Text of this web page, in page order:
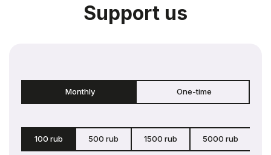
Support us
Monthly One-time
100 rub 500 rub 1500 rub 5000 rub